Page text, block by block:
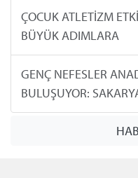
ÇOCUK ATLETİZM
BÜYÜK ADIMLARA
GENÇ NEFESLER
BULUŞUYOR: